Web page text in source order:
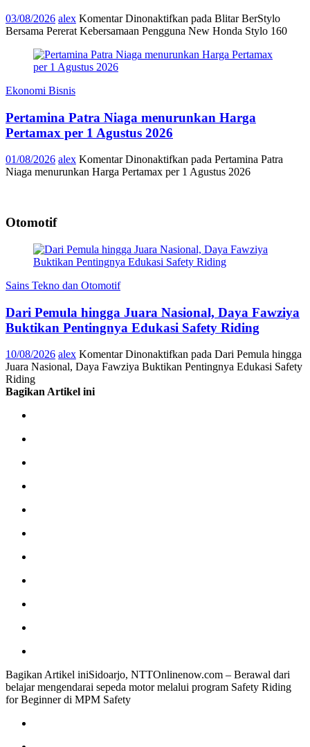
03/08/2026 alex Komentar Dinonaktifkan pada Blitar BerStylo
Bersama Pererat Kebersamaan Pengguna New Honda Stylo 160
Ekonomi Bisnis
Pertamina Patra Niaga menurunkan Harga
Pertamax per 1 Agustus 2026
01/08/2026 alex Komentar Dinonaktifkan pada Pertamina Patra
Niaga menurunkan Harga Pertamax per 1 Agustus 2026
Otomotif
Sains Tekno dan Otomotif
Dari Pemula hingga Juara Nasional, Daya Fawziya
Buktikan Pentingnya Edukasi Safety Riding
10/08/2026 alex Komentar Dinonaktifkan pada Dari Pemula hingga
Juara Nasional, Daya Fawziya Buktikan Pentingnya Edukasi Safety
Riding
Bagikan Artikel ini
Bagikan Artikel iniSidoarjo, NTTOnlinenow.com – Berawal dari
belajar mengendarai sepeda motor melalui program Safety Riding
for Beginner di MPM Safety